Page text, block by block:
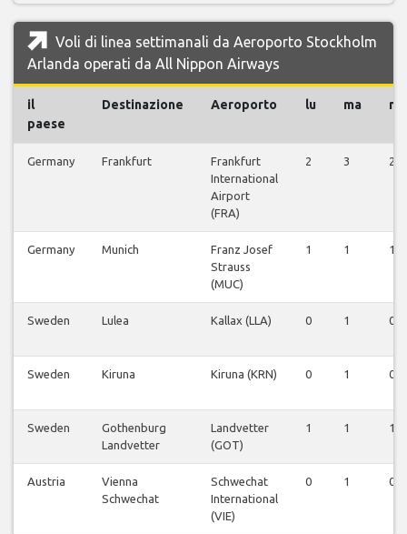
Voli di linea settimanali da Aeroporto Stockholm
Arlanda operati da All Nippon Airways
il
paese
Destinazione Aeroporto lu ma me
Germany Frankfurt
Frankfurt
International
Airport
(FRA)
2 3 2
Germany Munich
Franz Josef
Strauss
(MUC)
1 1 1
Sweden Lulea Kallax (LLA) 0 1 0
Sweden Kiruna Kiruna (KRN) 0 1 0
Sweden
Gothenburg
Landvetter
Landvetter
(GOT)
1 1 1
Austria
Vienna
Schwechat
Schwechat
International
(VIE)
0 1 0